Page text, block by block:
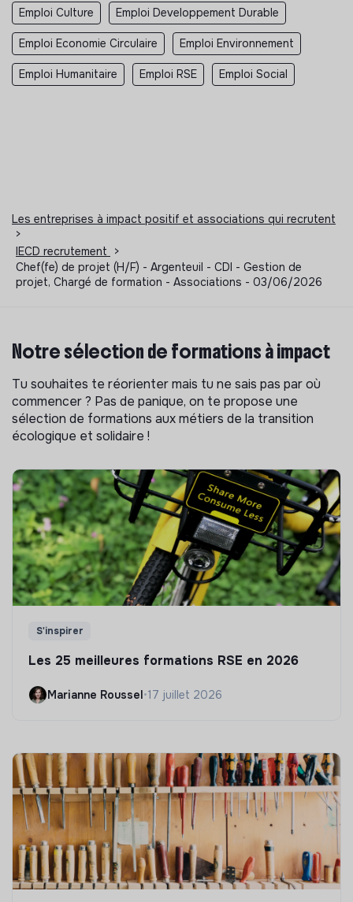
Emploi Culture Emploi Developpement Durable
Emploi Economie Circulaire Emploi Environnement
Emploi Humanitaire Emploi RSE Emploi Social
Les entreprises à impact positif et associations qui recrutent
>
IECD recrutement
>
Chef(fe) de projet (H/F) - Argenteuil - CDI - Gestion de
projet, Chargé de formation - Associations - 03/06/2026
Notre sélection de formations à impact
Tu souhaites te réorienter mais tu ne sais pas par où
commencer ? Pas de panique, on te propose une
sélection de formations aux métiers de la transition
écologique et solidaire !
S'inspirer
Les 25 meilleures formations RSE en 2026
Marianne Roussel•17 juillet 2026